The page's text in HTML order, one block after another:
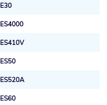
E30
ES4000
ES410V
ES50
ES520A
ES60